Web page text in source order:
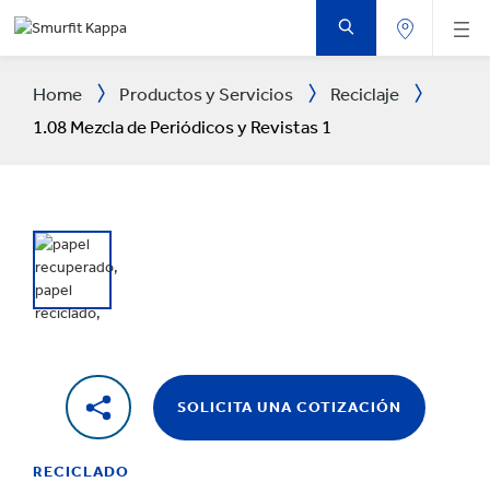
AL
Home Productos y Servicios
Reciclaje
1.08 Mezcla de Periódicos y Revistas 1
SOLICITA UNA COTIZACIÓN
RECICLADO